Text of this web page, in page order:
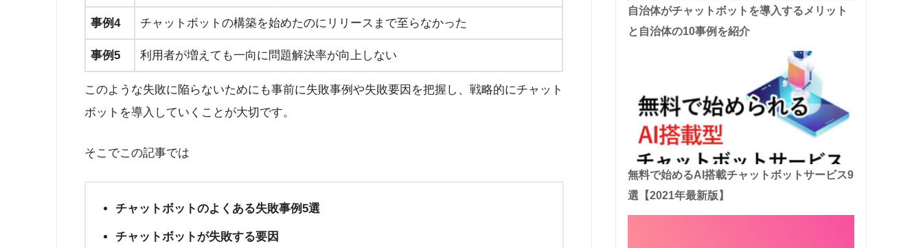
事例4 チャットボットの構築を始めたのにリリースまで至らなかった
事例5 利用者が増えても一向に問題解決率が向上しない
このような失敗に陥らないためにも事前に失敗事例や失敗要因を把握し、戦略的にチャット
ボットを導入していくことが大切です。
そこでこの記事では
チャットボットのよくある失敗事例5選
チャットボットが失敗する要因
自治体がチャットボットを導入するメリット
と自治体の10事例を紹介
無料で始めるAI搭載チャットボットサービス9
選【2021年最新版】